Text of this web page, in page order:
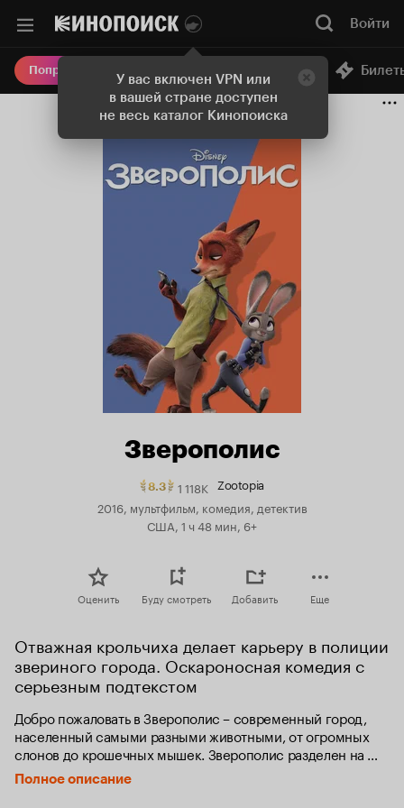
У вас включен VPN или
в вашей стране доступен
не весь каталог Кинопоиска
Войти
Попробовать Плюс Онлайн-кинотеатр
Зверополис
8.3Рейтинг
Кинопоиска
8.3.
топ
1 118K Zootopia
2016, мультфильм, комедия, детектив
США, 1 ч 48 мин, 6+
Оценить Буду смотреть Добавить Еще
Отважная крольчиха делает карьеру в полиции
звериного города. Оскароносная комедия с
серьезным подтекстом
Добро пожаловать в Зверополис – современный город,
населенный самыми разными животными, от огромных
слонов до крошечных мышек. Зверополис разделен на
районы, полностью повторяющие естественную среду
обитания разных жителей – здесь есть и элитный район
Полное описание